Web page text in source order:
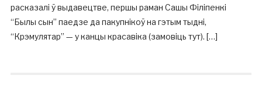
расказалі ў выдавецтве, першы раман Сашы Філіпенкі
“Былы сын” паедзе да пакупнікоў на гэтым тыдні,
“Крэмулятар” — у канцы красавіка (замовіць тут). […]